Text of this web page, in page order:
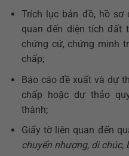
Trích lục bản đồ, hồ sơ
quan đến diện tích đất
chứng cứ, chứng minh
chấp;
Báo cáo đề xuất và dự
chấp hoặc dự thảo
thành;
Giấy tờ liên quan đến
chuyển nhượng, di